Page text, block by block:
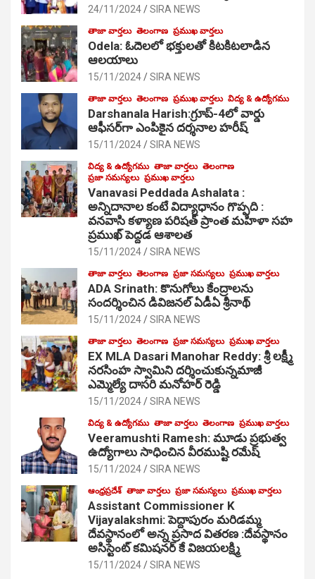
24/11/2024 SIRA NEWS
తాజా వార్తలు తెలంగాణ ప్రముఖ వార్తలు
Odela: ఓదెల‌లో భక్తులతో కిటకిటలాడిన
ఆల‌యాలు
15/11/2024 SIRA NEWS
తాజా వార్తలు తెలంగాణ ప్రముఖ వార్తలు విద్య & ఉద్యోగము
Darshanala Harish:గ్రూప్-4లో వార్డు
ఆఫీసర్‌గా ఎంపికైన దర్శనాల హరీష్
15/11/2024 SIRA NEWS
విద్య & ఉద్యోగము తాజా వార్తలు తెలంగాణ
ప్రజా సమస్యలు ప్రముఖ వార్తలు
Vanavasi Peddada Ashalata :
అన్నిదానాల కంటే విద్యాధానం గొప్పది :
వనవాసి కళ్యాణ పరిషత్ ప్రాంత మహిళా సహ
ప్రముఖ్ పెద్దడ ఆశాలత
15/11/2024 SIRA NEWS
తాజా వార్తలు తెలంగాణ ప్రజా సమస్యలు ప్రముఖ వార్తలు
ADA Srinath: కొనుగోలు కేంద్రాల‌ను
సంద‌ర్శించిన డివిజనల్ ఏడీఏ శ్రీనాథ్
15/11/2024 SIRA NEWS
తాజా వార్తలు తెలంగాణ ప్రజా సమస్యలు ప్రముఖ వార్తలు
EX MLA Dasari Manohar Reddy: శ్రీ లక్ష్మీ
నరసింహ స్వామిని దర్శించుకున్నమాజీ
ఎమ్మెల్యే దాసరి మనోహర్ రెడ్డి
15/11/2024 SIRA NEWS
విద్య & ఉద్యోగము తాజా వార్తలు తెలంగాణ ప్రముఖ వార్తలు
Veeramushti Ramesh: మూడు ప్రభుత్వ
ఉద్యోగాలు సాధించిన వీరముష్టి రమేష్
15/11/2024 SIRA NEWS
ఆంధ్రప్రదేశ్ తాజా వార్తలు ప్రజా సమస్యలు ప్రముఖ వార్తలు
Assistant Commissioner K
Vijayalakshmi: పెద్దాపురం మరిడమ్మ
దేవస్థానంలో అన్న ప్రసాద వితరణ :దేవస్థానం
అసిస్టెంట్ కమిషనర్ కే విజయలక్ష్మి
15/11/2024 SIRA NEWS